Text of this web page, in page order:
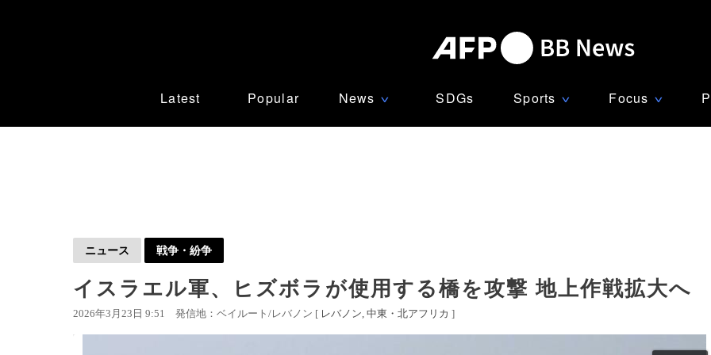
Latest Popular News ∨ SDGs Sports ∨ Focus ∨
ニュース 戦争・紛争
イスラエル軍、ヒズボラが使用する橋を攻撃 地上作戦拡大へ
2026年3月23日 9:51 発信地：ベイルート/レバノン [ レバノン 中東・北アフリカ ]